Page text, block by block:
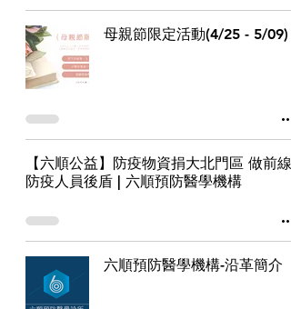
母親節限定活動(4/25 - 5/09)
【六順公益】防疫物資捐大北門區 做前線
防疫人員後盾 | 六順預防醫學機構
六順預防醫學機構-沿革簡介